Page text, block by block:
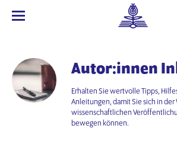
Autor:innen
Erhalten Sie wertvolle Tipps,
Anleitungen, damit Sie sich in der
wissenschaftlichen
bewegen können.